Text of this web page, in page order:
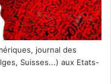
journal des
Suisses...) aux Etats-